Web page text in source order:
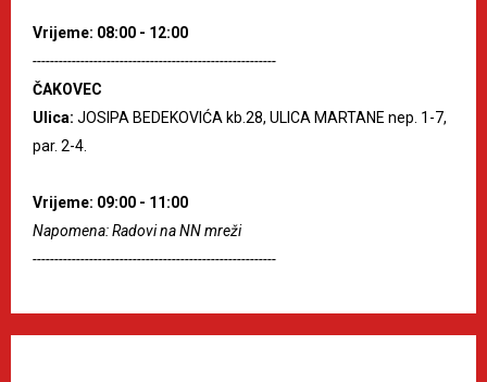
Vrijeme: 08:00 - 12:00
--------------------------------------------------------
ČAKOVEC
Ulica: JOSIPA BEDEKOVIĆA kb.28, ULICA MARTANE nep. 1-7,
par. 2-4.
Vrijeme: 09:00 - 11:00
Napomena: Radovi na NN mreži
--------------------------------------------------------